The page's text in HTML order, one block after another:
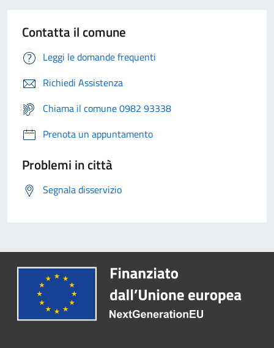
Contatta il comune
Leggi le domande frequenti
Richiedi Assistenza
Chiama il comune 0982 93338
Prenota un appuntamento
Problemi in città
Segnala disservizio